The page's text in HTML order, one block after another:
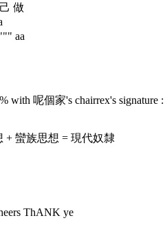
做
aa
with 呢個家's chairrex's signature
+ 蠻族思想 = 現代奴隸
ThANK ye